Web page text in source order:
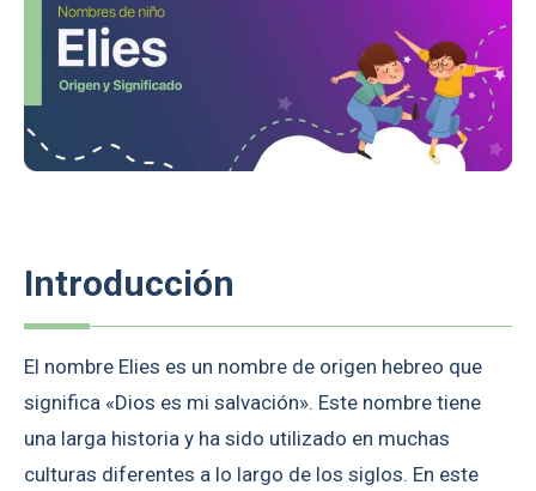
Introducción
El nombre Elies es un nombre de origen hebreo que
significa «Dios es mi salvación». Este nombre tiene
una larga historia y ha sido utilizado en muchas
culturas diferentes a lo largo de los siglos. En este